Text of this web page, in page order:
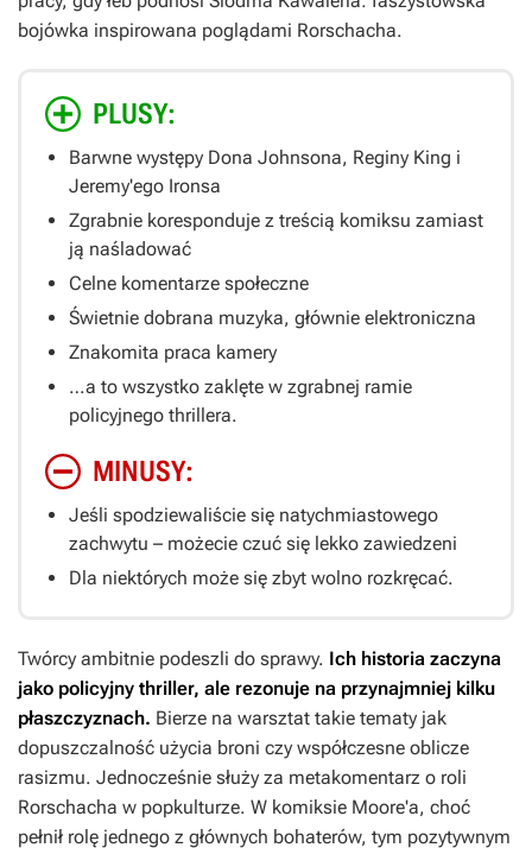
bojówka inspirowana poglądami Rorschacha.
PLUSY:
Barwne występy Dona Johnsona, Reginy King i
Jeremy'ego Ironsa
Zgrabnie koresponduje z treścią komiksu zamiast
ją naśladować
Celne komentarze społeczne
Świetnie dobrana muzyka, głównie elektroniczna
Znakomita praca kamery
…a to wszystko zaklęte w zgrabnej ramie
policyjnego thrillera.
MINUSY:
Jeśli spodziewaliście się natychmiastowego
zachwytu – możecie czuć się lekko zawiedzeni
Dla niektórych może się zbyt wolno rozkręcać.
Twórcy ambitnie podeszli do sprawy. Ich historia zaczyna
jako policyjny thriller, ale rezonuje na przynajmniej kilku
płaszczyznach. Bierze na warsztat takie tematy jak
dopuszczalność użycia broni czy współczesne oblicze
rasizmu. Jednocześnie służy za metakomentarz o roli
Rorschacha w popkulturze. W komiksie Moore'a, choć
pełnił rolę jednego z głównych bohaterów, tym pozytywnym